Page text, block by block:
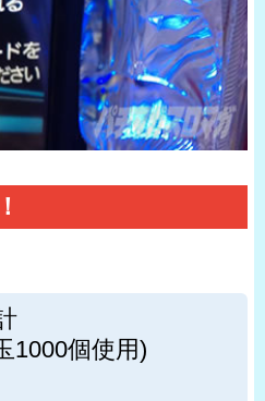
1000個使用)